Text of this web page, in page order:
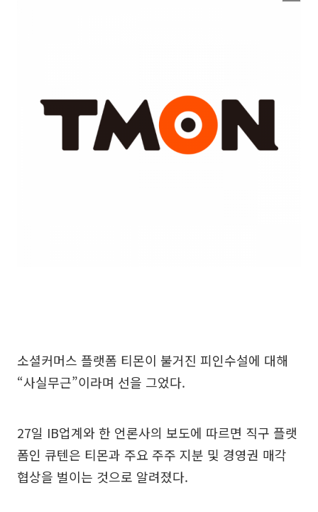
소셜커머스 플랫폼 티몬이 불거진 피인수설에 대해
“사실무근”이라며 선을 그었다.
27일 IB업계와 한 언론사의 보도에 따르면 직구 플랫
폼인 큐텐은 티몬과 주요 주주 지분 및 경영권 매각
협상을 벌이는 것으로 알려졌다.